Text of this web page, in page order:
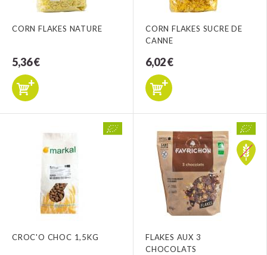
CORN FLAKES NATURE
5,36 €
CORN FLAKES SUCRE DE
CANNE
6,02 €
CROC'O CHOC 1,5KG
FLAKES AUX 3
CHOCOLATS